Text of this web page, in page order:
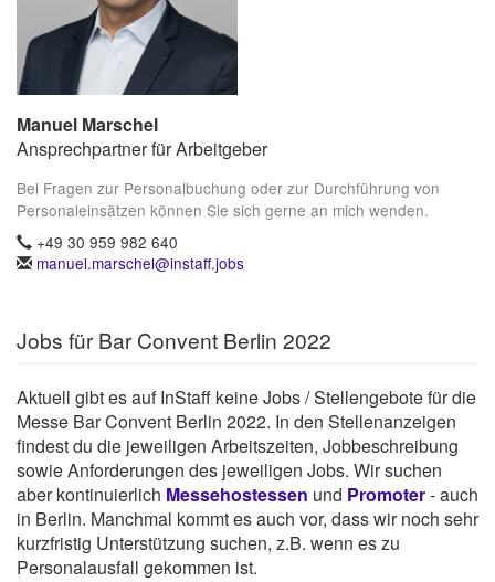
Manuel Marschel
Ansprechpartner für Arbeitgeber
Bei Fragen zur Personalbuchung oder zur Durchführung von
Personaleinsätzen können Sie sich gerne an mich wenden.
+49 30 959 982 640
manuel.marschel@instaff.jobs
Jobs für Bar Convent Berlin 2022
Aktuell gibt es auf InStaff keine Jobs / Stellengebote für die
Messe Bar Convent Berlin 2022. In den Stellenanzeigen
findest du die jeweiligen Arbeitszeiten, Jobbeschreibung
sowie Anforderungen des jeweiligen Jobs. Wir suchen
aber kontinuierlich Messehostessen und Promoter- auch
in Berlin. Manchmal kommt es auch vor, dass wir noch sehr
kurzfristig Unterstützung suchen, z.B. wenn es zu
Personalausfall gekommen ist.